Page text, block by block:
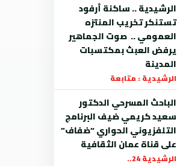
الرشيدية .. ساكنة أرفود
تستنكر تخريب المنتزه
العمومي .. صوت الجماهير
يرفض العبث بمكتسبات
المدينة
الرشيدية : متابعة
الباحث المسرحي الدكتور
سعيد كريمي ضيف البرنامج
التلفزيوني الحواري “ضفاف”
على قناة عمان الثقافية
الرشيدية 24..